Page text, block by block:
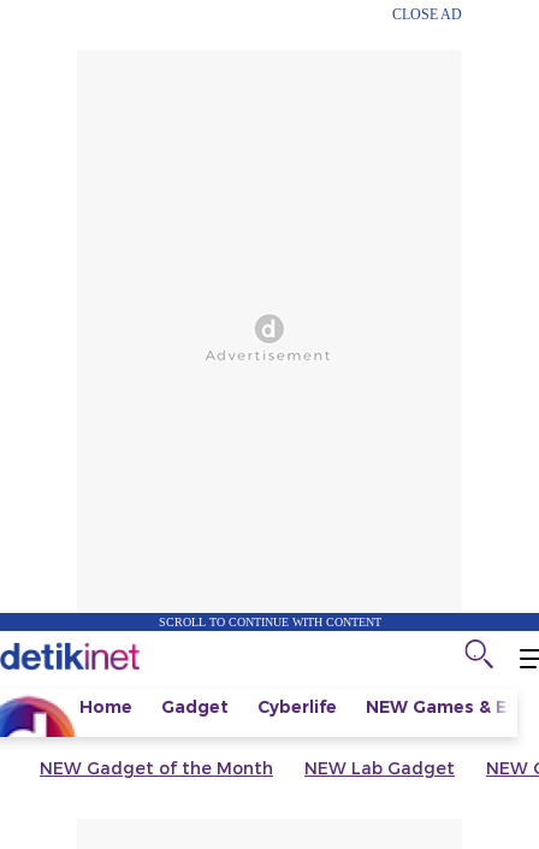
CLOSE AD
SCROLL TO CONTINUE WITH CONTENT
Home Gadget Cyberlife NEW Games &
NEW Gadget of the Month NEW Lab Gadget NEW